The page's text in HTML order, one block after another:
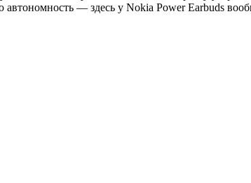
— здесь у Nokia Power Earbuds